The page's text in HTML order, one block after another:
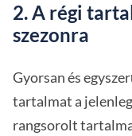
2. A régi
szezonra
Gyorsan és
tartalmat a
rangsorolt